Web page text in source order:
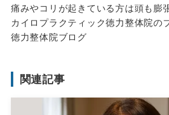
痛みやコリが起きている方は頭も膨
カイロプラクティック徳力整体院の
徳力整体院ブログ
関連記事